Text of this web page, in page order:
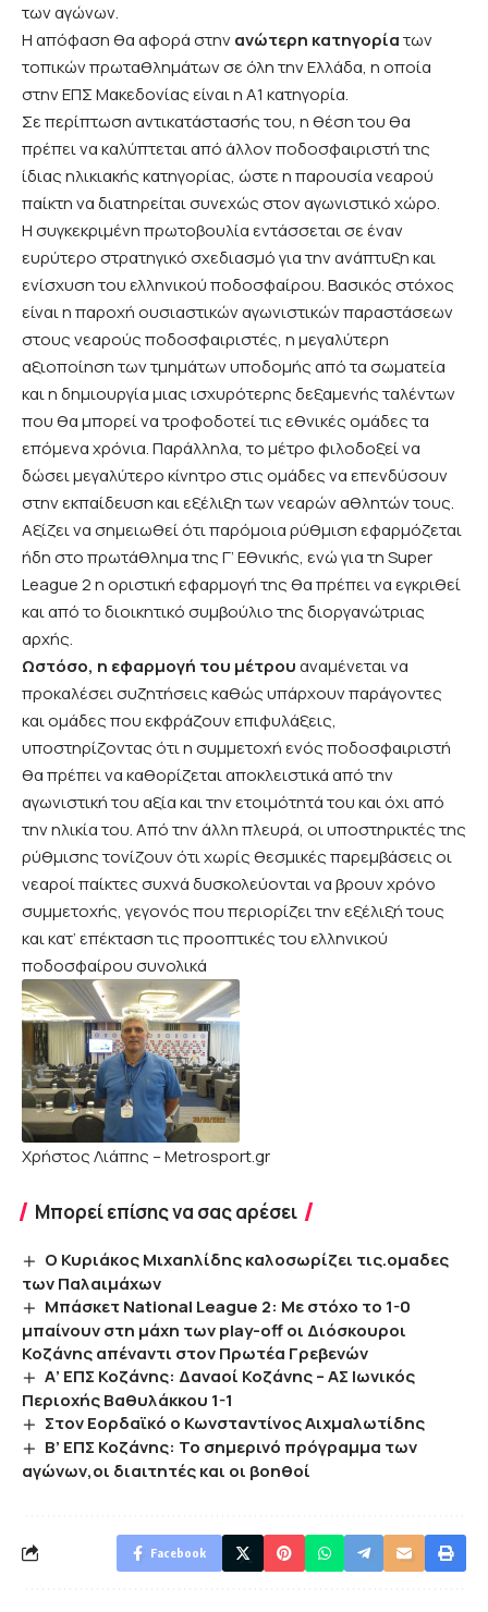
των αγώνων.
Η απόφαση θα αφορά στηνανώτερη κατηγορίατων
τοπικών πρωταθλημάτων σε όλη την Ελλάδα, η οποία
στηνΕΠΣ Μακεδονίαςείναι η Α1 κατηγορία.
Σε περίπτωση αντικατάστασής του, η θέση του θα
πρέπει να καλύπτεται από άλλον ποδοσφαιριστή της
ίδιας ηλικιακής κατηγορίας, ώστε η παρουσία νεαρού
παίκτη να διατηρείται συνεχώς στον αγωνιστικό χώρο.
Η συγκεκριμένη πρωτοβουλία εντάσσεται σε έναν
ευρύτερο στρατηγικό σχεδιασμό για την ανάπτυξη και
ενίσχυση του ελληνικού ποδοσφαίρου. Βασικός στόχος
είναι η παροχή ουσιαστικών αγωνιστικών παραστάσεων
στους νεαρούς ποδοσφαιριστές, η μεγαλύτερη
αξιοποίηση των τμημάτων υποδομής από τα σωματεία
και η δημιουργία μιας ισχυρότερης δεξαμενής ταλέντων
που θα μπορεί να τροφοδοτεί τις εθνικές ομάδες τα
επόμενα χρόνια. Παράλληλα, το μέτρο φιλοδοξεί να
δώσει μεγαλύτερο κίνητρο στις ομάδες να επενδύσουν
στην εκπαίδευση και εξέλιξη των νεαρών αθλητών τους.
Αξίζει να σημειωθεί ότι παρόμοια ρύθμιση εφαρμόζεται
ήδη στο πρωτάθλημα της Γ’ Εθνικής, ενώ για τη Super
League 2 η οριστική εφαρμογή της θα πρέπει να εγκριθεί
και από το διοικητικό συμβούλιο της διοργανώτριας
αρχής.
Ωστόσο, η εφαρμογή του μέτρουαναμένεται να
προκαλέσει συζητήσεις καθώς υπάρχουν παράγοντες
και ομάδες που εκφράζουν επιφυλάξεις,
υποστηρίζοντας ότι η συμμετοχή ενός ποδοσφαιριστή
θα πρέπει να καθορίζεται αποκλειστικά από την
αγωνιστική του αξία και την ετοιμότητά του και όχι από
την ηλικία του. Από την άλλη πλευρά, οι υποστηρικτές της
ρύθμισης τονίζουν ότι χωρίς θεσμικές παρεμβάσεις οι
νεαροί παίκτες συχνά δυσκολεύονται να βρουν χρόνο
συμμετοχής, γεγονός που περιορίζει την εξέλιξή τους
και κατ’ επέκταση τις προοπτικές του ελληνικού
ποδοσφαίρου συνολικά
Χρήστος Λιάπης – Metrosport.gr
Μπορεί επίσης να σας αρέσει
O Κυριάκος Μιχαηλίδης καλοσωρίζει τις.ομαδες
των Παλαιμάχων
Μπάσκετ National League 2: Με στόχο το 1-0
μπαίνουν στη μάχη των play-off οι Διόσκουροι
Κοζάνης απέναντι στον Πρωτέα Γρεβενών
Α’ ΕΠΣ Κοζάνης: Δαναοί Κοζάνης – ΑΣ Ιωνικός
Περιοχής Βαθυλάκκου 1-1
Στον Εορδαϊκό ο Κωνσταντίνος Αιχμαλωτίδης
B’ EΠΣ Κοζάνης: Το σημερινό πρόγραμμα των
αγώνων,οι διαιτητές και οι βοηθοί
Facebook